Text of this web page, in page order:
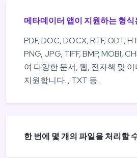
메타데이터 앱이 지원하는 형
PDF, DOC, DOCX, RTF, ODT,
PNG, JPG, TIFF, BMP, MOBI,
여 다양한 문서, 웹, 전자책 및
지원합니다. , TXT 등.
한 번에 몇 개의 파일을 처리할